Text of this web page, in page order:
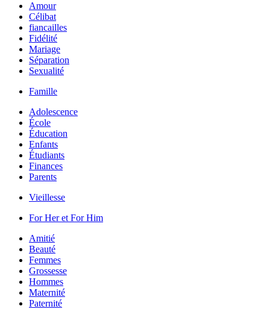
Amour
Célibat
fiancailles
Fidélité
Mariage
Séparation
Sexualité
Famille
Adolescence
École
Éducation
Enfants
Étudiants
Finances
Parents
Vieillesse
For Her et For Him
Amitié
Beauté
Femmes
Grossesse
Hommes
Maternité
Paternité